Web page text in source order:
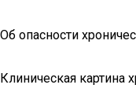
Об опасности
Клиническая картина